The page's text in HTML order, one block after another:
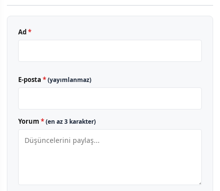
Ad*
E-posta *(yayımlanmaz)
Yorum *(en az 3 karakter)